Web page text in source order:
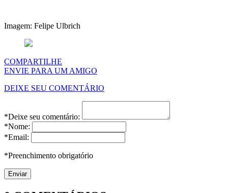
Imagem: Felipe Ulbrich
COMPARTILHE
ENVIE PARA UM AMIGO
DEIXE SEU COMENTÁRIO
*Deixe seu comentário:
*Nome:
*Email:
*Preenchimento obrigatório